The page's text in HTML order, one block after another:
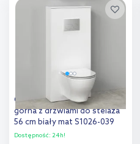
Dodaj do
porównania
Cersanit Milagros szafka
górna z drzwiami do stelaża
56 cm biały mat S1026-039
Dostępność: 24h!